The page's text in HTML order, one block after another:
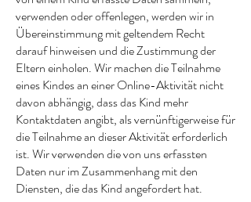
verwenden oder offenlegen, werden wir in
Übereinstimmung mit geltendem Recht
darauf hinweisen und die Zustimmung der
Eltern einholen. Wir machen die Teilnahme
eines Kindes an einer Online-Aktivität nicht
davon abhängig, dass das Kind mehr
Kontaktdaten angibt, als vernünftigerweise für
die Teilnahme an dieser Aktivität erforderlich
ist. Wir verwenden die von uns erfassten
Daten nur im Zusammenhang mit den
Diensten, die das Kind angefordert hat.